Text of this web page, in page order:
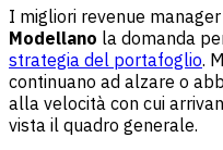
I migliori revenue
Modellano la domanda
strategia del portafoglio.
continuano ad alzare o
alla velocità con cui
vista il quadro generale.